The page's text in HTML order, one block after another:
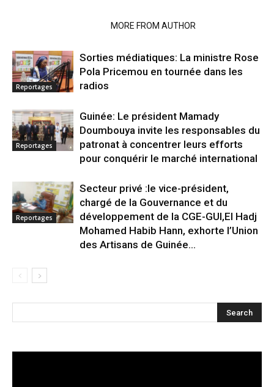
MORE FROM AUTHOR
Reportages
Sorties médiatiques: La ministre Rose
Pola Pricemou en tournée dans les
radios
Reportages
Guinée: Le président Mamady
Doumbouya invite les responsables du
patronat à concentrer leurs efforts
pour conquérir le marché international
Reportages
Secteur privé :le vice-président,
chargé de la Gouvernance et du
développement de la CGE-GUI,El Hadj
Mohamed Habib Hann, exhorte l’Union
des Artisans de Guinée...